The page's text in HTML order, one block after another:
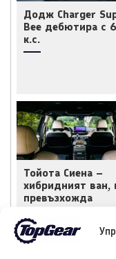
Додж Charger
Bee дебютира с
к.с.
Тойота Сиена –
хибридният ван,
превъзхожда